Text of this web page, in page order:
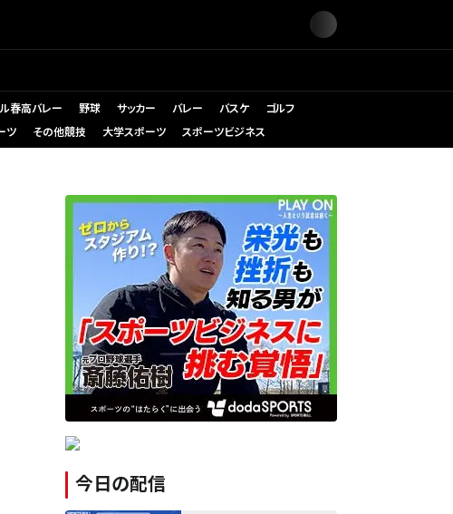
春高バレー 野球 サッカー バレー バスケ
ゴルフ
ツ その他競技 大学スポーツ スポーツビジネス
今日の配信